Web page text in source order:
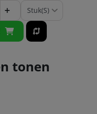
+
tonen